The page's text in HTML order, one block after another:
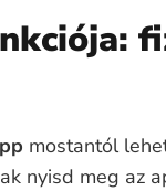
mostantól
nyisd meg az